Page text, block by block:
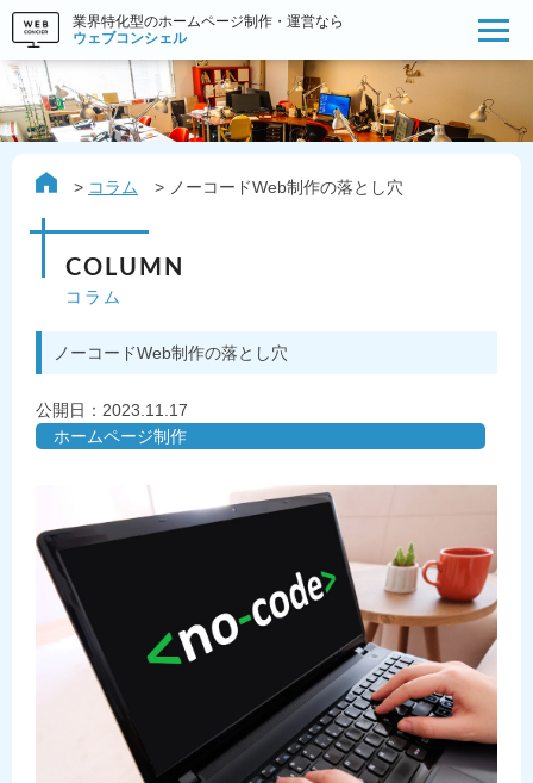
業界特化型のホームページ制作・運営なら
ウェブコンシェル
コラム ノーコードWeb制作の落とし穴
COLUMN
コラム
ノーコードWeb制作の落とし穴
公開日： 2023.11.17
ホームページ制作